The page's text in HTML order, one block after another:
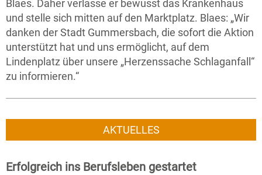
Blaes. Daher verlasse er bewusst das Krankenhaus
und stelle sich mitten auf den Marktplatz. Blaes: „Wir
danken der Stadt Gummersbach, die sofort die Aktion
unterstützt hat und uns ermöglicht, auf dem
Lindenplatz über unsere „Herzenssache Schlaganfall“
zu informieren.“
AKTUELLES
Erfolgreich ins Berufsleben gestartet